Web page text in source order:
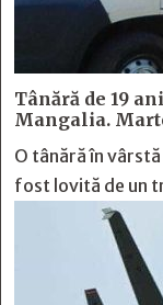
Tânără de 19
Mangalia.
O tânără în vârstă
fost lovită de un